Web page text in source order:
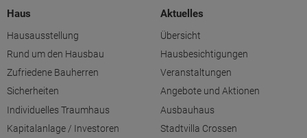
Haus
Hausausstellung
Rund um den Hausbau
Zufriedene Bauherren
Sicherheiten
Individuelles Traumhaus
Kapitalanlage / Investoren
Aktuelles
Übersicht
Hausbesichtigungen
Veranstaltungen
Angebote und Aktionen
Ausbauhaus
Stadtvilla Crossen